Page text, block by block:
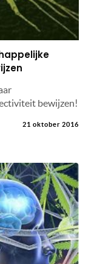
bewijzen!
21 oktober 2016